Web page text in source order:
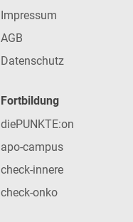
Impressum
AGB
Datenschutz
Fortbildung
diePUNKTE:on
apo-campus
check-innere
check-onko